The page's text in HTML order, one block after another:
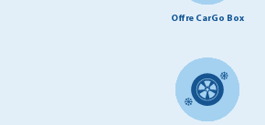
Offre CarGo Box